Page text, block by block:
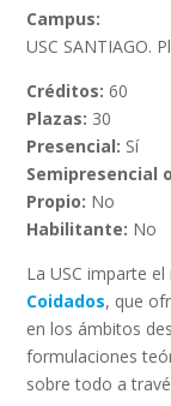
Campus:
USC SANTIAGO.
Créditos: 60
Plazas: 30
Presencial: Sí
Semipresencial
Propio: No
Habilitante: No
La USC imparte
Coidados, que
en los ámbitos
formulaciones
sobre todo a